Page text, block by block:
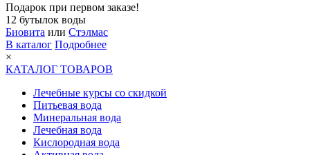
Подарок при первом заказе!
12 бутылок воды
Биовита или Стэлмас
В каталог Подробнее
×
КАТАЛОГ ТОВАРОВ
Лечебные курсы со скидкой
Питьевая вода
Минеральная вода
Лечебная вода
Кислородная вода